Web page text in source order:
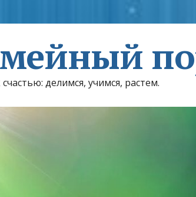
делимся, учимся, растем.